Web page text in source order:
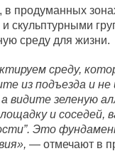
в продуманных
скульптурными
среду для жизни.
среду,
из подъезда и
а видите зеленую
и соседей,
Это
— отмечают в